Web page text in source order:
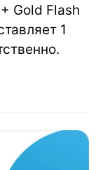
Gold Flash
1